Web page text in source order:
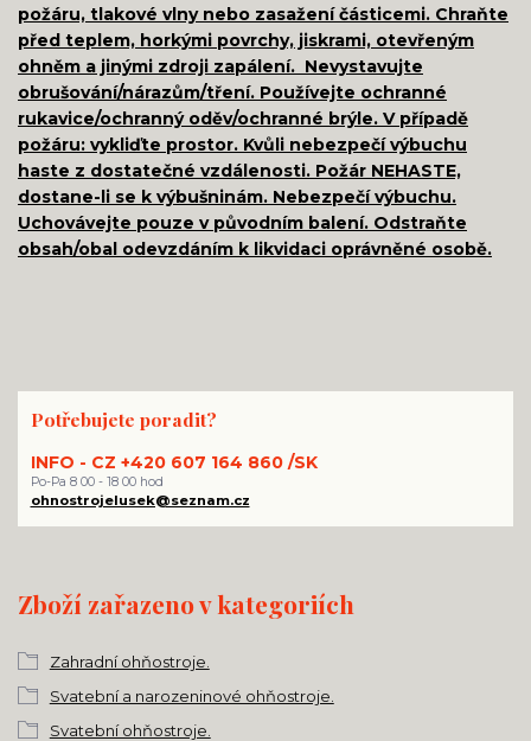
požáru, tlakové vlny nebo zasažení částicemi. Chraňte
před teplem, horkými povrchy, jiskrami, otevřeným
ohněm a jinými zdroji zapálení. Nevystavujte
obrušování/nárazům/tření. Používejte ochranné
rukavice/ochranný oděv/ochranné brýle. V případě
požáru: vykliďte prostor. Kvůli nebezpečí výbuchu
haste z dostatečné vzdálenosti. Požár NEHASTE,
dostane-li se k výbušninám. Nebezpečí výbuchu.
Uchovávejte pouze v původním balení. Odstraňte
obsah/obal odevzdáním k likvidaci oprávněné osobě.
Zboží zařazeno v kategoriích
Zahradní ohňostroje.
Svatební a narozeninové ohňostroje.
Svatební ohňostroje.
Potřebujete poradit?
INFO - CZ +420 607 164 860 /SK
Po-Pa 8 00 - 18 00 hod
ohnostrojelusek@seznam.cz